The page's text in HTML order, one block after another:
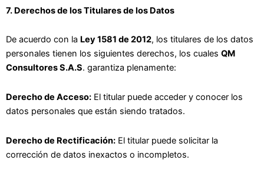
7. Derechos de los Titulares de los Datos
De acuerdo con la Ley 1581 de 2012, los titulares de los datos
personales tienen los siguientes derechos, los cuales QM
Consultores S.A.S. garantiza plenamente:
Derecho de Acceso: El titular puede acceder y conocer los
datos personales que están siendo tratados.
Derecho de Rectificación: El titular puede solicitar la
corrección de datos inexactos o incompletos.